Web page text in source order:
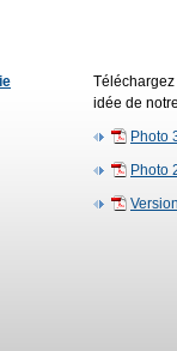
idée de
Photo
Photo